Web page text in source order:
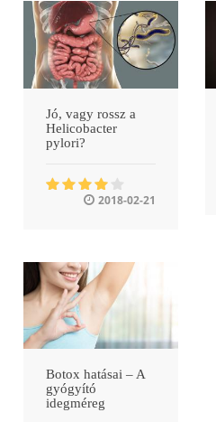
Jó, vagy rossz a
Helicobacter
pylori?
2018-02-21
Botox hatásai – A
gyógyító
idegméreg